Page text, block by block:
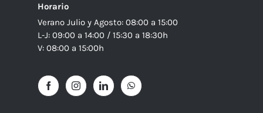
Horario
Verano Julio y Agosto: 08:00 a 15:00
L-J: 09:00 a 14:00 / 15:30 a 18:30h
V: 08:00 a 15:00h